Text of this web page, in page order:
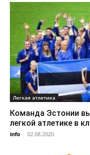
Легкая атлетика
Команда Эстонии
легкой атлетике в
info - 02.08.2020